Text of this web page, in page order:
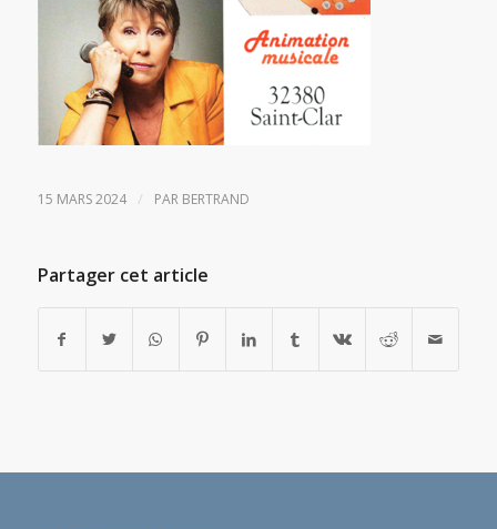
15 MARS 2024 / PAR BERTRAND
Partager cet article